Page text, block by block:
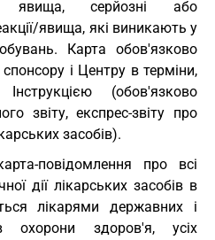
явища, серйозні або
явища, які виникають у
Карта обов'язково
і Центру в терміни,
(обов'язково
звіту, експрес-звіту про
засобів).
повідомлення про всі
дії лікарських засобів в
лікарями державних і
охорони здоров'я, усіх